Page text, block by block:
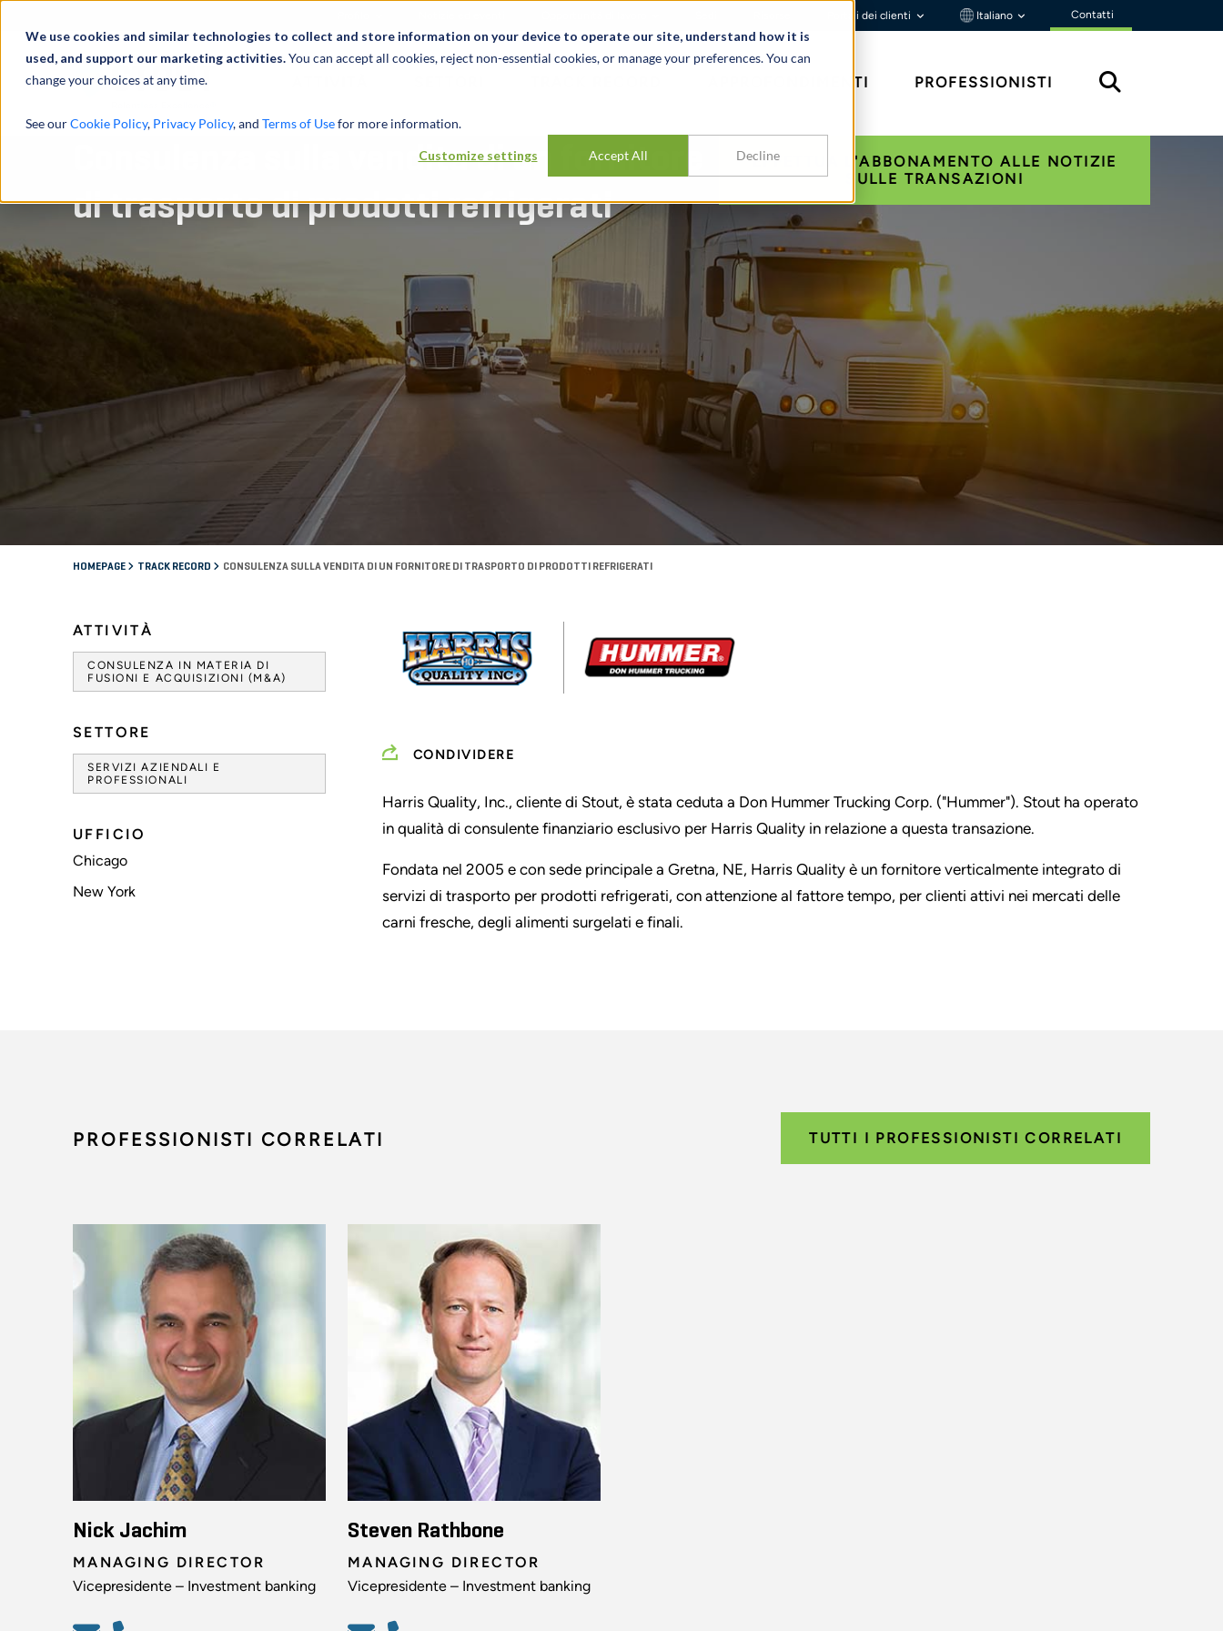
We use cookies and similar technologies to collect and store information on your device to operate our site, understand how it is
used, and support our marketing activities.You can accept all cookies, reject non-essential cookies, or manage your preferences. You can
change your choices at any time.
See ourCookie Policy, Privacy Policy, and Terms of Usefor more information.
Customize settings Accept All Decline
Portali dei clienti Italiano Contatti
APPROFONDIMENTI PROFESSIONISTI
Consulenza sulla vendita di un fornitore
di trasporto di prodotti refrigerati
EFFETTUA L'ABBONAMENTO ALLE NOTIZIE
SULLE TRANSAZIONI
HOMEPAGE TRACK RECORD CONSULENZA SULLA VENDITA DI UN FORNITORE DI TRASPORTO DI PRODOTTI REFRIGERATI
ATTIVITÀ
CONSULENZA IN MATERIA DI
FUSIONI E ACQUISIZIONI (M&A)
SETTORE
SERVIZI AZIENDALI E
PROFESSIONALI
UFFICIO
Chicago
New York
CONDIVIDERE
Harris Quality, Inc., cliente di Stout, è stata ceduta a Don Hummer Trucking Corp. ("Hummer"). Stout ha operato
in qualità di consulente finanziario esclusivo per Harris Quality in relazione a questa transazione.
Fondata nel 2005 e con sede principale a Gretna, NE, Harris Quality è un fornitore verticalmente integrato di
servizi di trasporto per prodotti refrigerati, con attenzione al fattore tempo, per clienti attivi nei mercati delle
carni fresche, degli alimenti surgelati e finali.
PROFESSIONISTI CORRELATI TUTTI I PROFESSIONISTI CORRELATI
Nick Jachim
MANAGING DIRECTOR
Vicepresidente – Investment banking
Steven Rathbone
MANAGING DIRECTOR
Vicepresidente – Investment banking